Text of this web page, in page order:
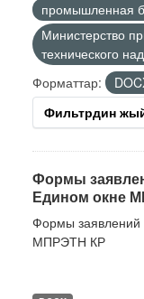
промышленная
Министерство
технического
Форматтар:
Фильтрдин
Формы
Едином окне
Формы заявлений
МПРЭТН КР